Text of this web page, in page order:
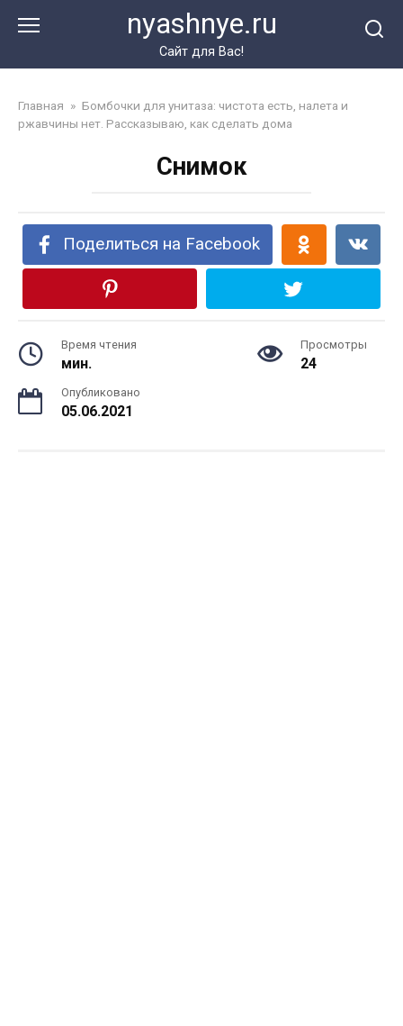
nyashnye.ru
Сайт для Вас!
Главная » Бомбочки для унитаза: чистота есть, налета и
ржавчины нет. Рассказываю, как сделать дома
Снимок
Поделиться на Facebook
Время чтения
мин.
Просмотры
24
Опубликовано
05.06.2021